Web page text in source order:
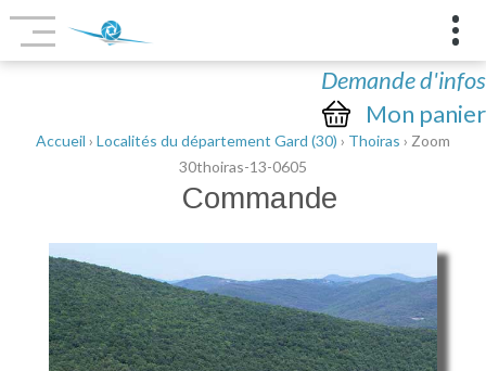
Demande d'infos
Mon panier
Accueil › Localités du département Gard (30) › Thoiras › Zoom
30thoiras-13-0605
Commande